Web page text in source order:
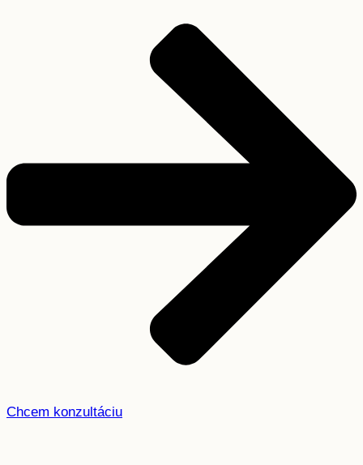
Chcem konzultáciu